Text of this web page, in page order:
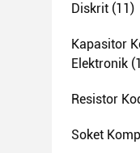
Diskrit (11)
Kapasitor
Elektronik
Resistor
Soket